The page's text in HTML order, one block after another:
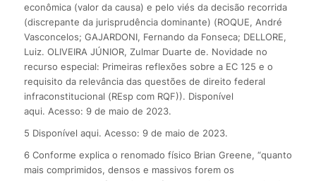
econômica (valor da causa) e pelo viés da decisão recorrida
(discrepante da jurisprudência dominante) (ROQUE, André
Vasconcelos; GAJARDONI, Fernando da Fonseca; DELLORE,
Luiz. OLIVEIRA JÚNIOR, Zulmar Duarte de. Novidade no
recurso especial: Primeiras reflexões sobre a EC 125 e o
requisito da relevância das questões de direito federal
infraconstitucional (REsp com RQF)). Disponível
aqui. Acesso: 9 de maio de 2023.
5 Disponível aqui. Acesso: 9 de maio de 2023.
6 Conforme explica o renomado físico Brian Greene, “quanto
mais comprimidos, densos e massivos forem os